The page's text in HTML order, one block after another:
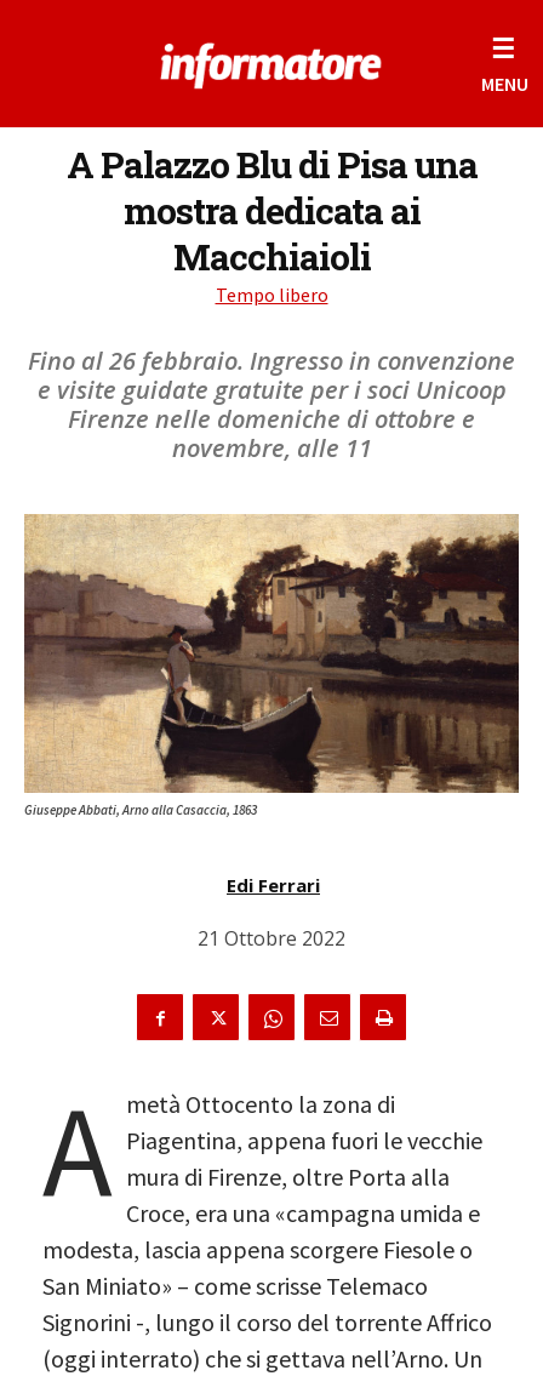
☰
MENU
A Palazzo Blu di Pisa una
mostra dedicata ai
Macchiaioli
Tempo libero
Fino al 26 febbraio. Ingresso in convenzione
e visite guidate gratuite per i soci Unicoop
Firenze nelle domeniche di ottobre e
novembre, alle 11
Giuseppe Abbati, Arno alla Casaccia, 1863
Edi Ferrari
21 Ottobre 2022
A metà Ottocento la zona di
Piagentina, appena fuori le vecchie
mura di Firenze, oltre Porta alla
Croce, era una «campagna umida e
modesta, lascia appena scorgere Fiesole o
San Miniato» – come scrisse Telemaco
Signorini -, lungo il corso del torrente Affrico
(oggi interrato) che si gettava nell’Arno. Un